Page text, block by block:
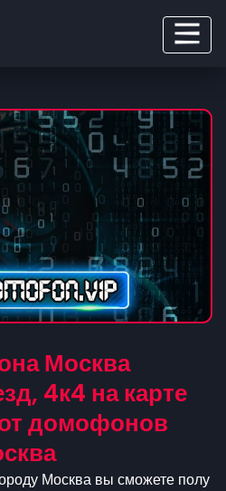
Москва
4к4 на карте
домофонов
Москва вы сможете полу